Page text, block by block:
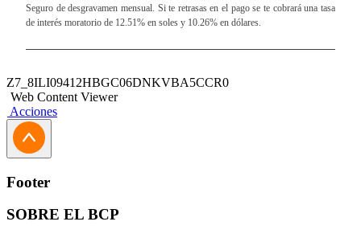
Seguro de desgravamen mensual. Si te retrasas en el pago se te cobrará una tasa
de interés moratorio de 12.51% en soles y 10.26% en dólares.
Z7_8ILI09412HBGC06DNKVBA5CCR0
Web Content Viewer
Acciones
Footer
SOBRE EL BCP